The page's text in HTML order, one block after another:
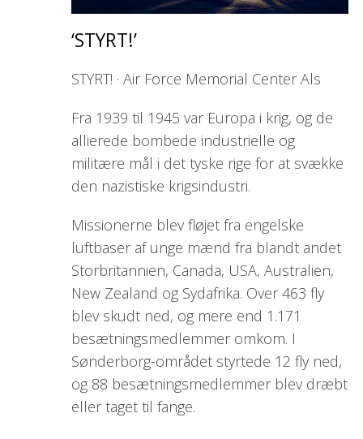
‘STYRT!’
STYRT! · Air Force Memorial Center Als
Fra 1939 til 1945 var Europa i krig, og de
allierede bombede industrielle og
militære mål i det tyske rige for at svække
den nazistiske krigsindustri.
Missionerne blev fløjet fra engelske
luftbaser af unge mænd fra blandt andet
Storbritannien, Canada, USA, Australien,
New Zealand og Sydafrika. Over 463 fly
blev skudt ned, og mere end 1.171
besætningsmedlemmer omkom. I
Sønderborg-området styrtede 12 fly ned,
og 88 besætningsmedlemmer blev dræbt
eller taget til fange.